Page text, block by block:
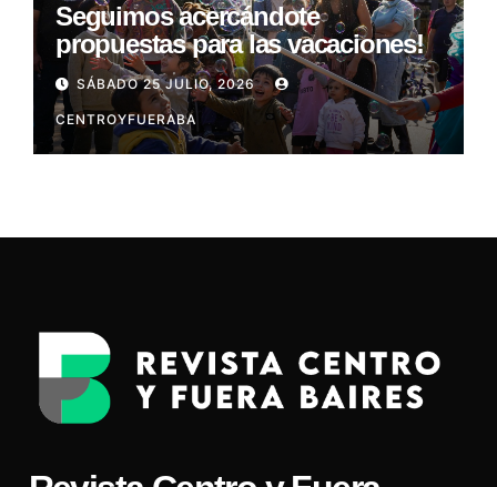
Seguimos acercándote
propuestas para las vacaciones!
SÁBADO 25 JULIO, 2026
CENTROYFUERABA